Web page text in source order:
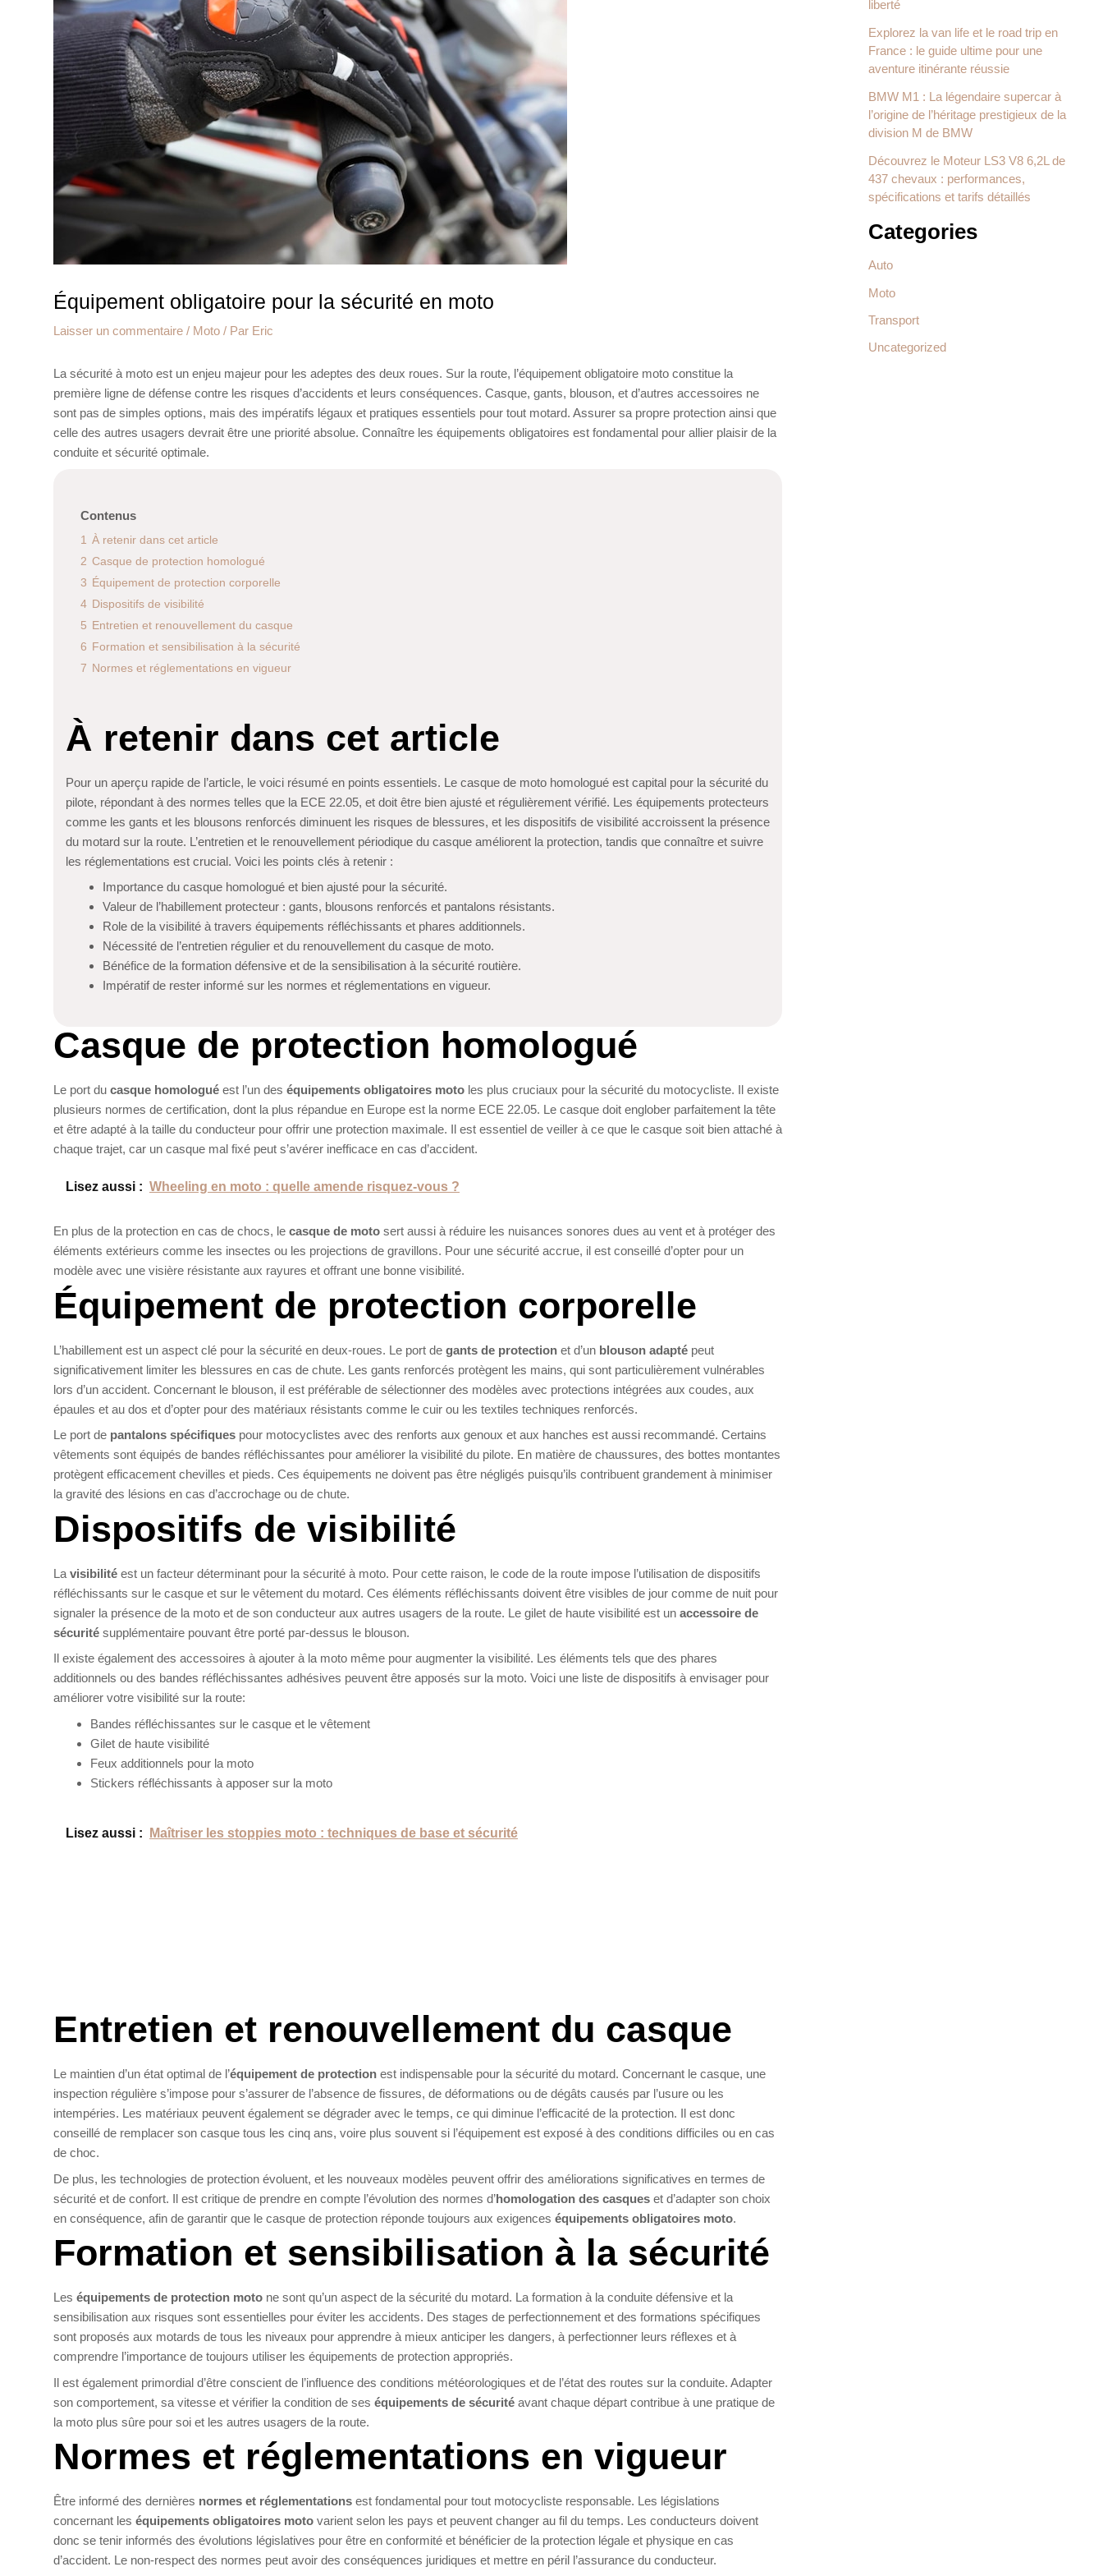
Équipement obligatoire pour la sécurité en moto
Laisser un commentaire / Moto / Par Eric
La sécurité à moto est un enjeu majeur pour les adeptes des deux roues. Sur la route, l’équipement obligatoire moto constitue la
première ligne de défense contre les risques d’accidents et leurs conséquences. Casque, gants, blouson, et d’autres accessoires ne
sont pas de simples options, mais des impératifs légaux et pratiques essentiels pour tout motard. Assurer sa propre protection ainsi que
celle des autres usagers devrait être une priorité absolue. Connaître les équipements obligatoires est fondamental pour allier plaisir de la
conduite et sécurité optimale.
Contenus
1 À retenir dans cet article
2 Casque de protection homologué
3 Équipement de protection corporelle
4 Dispositifs de visibilité
5 Entretien et renouvellement du casque
6 Formation et sensibilisation à la sécurité
7 Normes et réglementations en vigueur
À retenir dans cet article
Pour un aperçu rapide de l’article, le voici résumé en points essentiels. Le casque de moto homologué est capital pour la sécurité du
pilote, répondant à des normes telles que la ECE 22.05, et doit être bien ajusté et régulièrement vérifié. Les équipements protecteurs
comme les gants et les blousons renforcés diminuent les risques de blessures, et les dispositifs de visibilité accroissent la présence
du motard sur la route. L’entretien et le renouvellement périodique du casque améliorent la protection, tandis que connaître et suivre
les réglementations est crucial. Voici les points clés à retenir :
Importance du casque homologué et bien ajusté pour la sécurité.
Valeur de l’habillement protecteur : gants, blousons renforcés et pantalons résistants.
Role de la visibilité à travers équipements réfléchissants et phares additionnels.
Nécessité de l’entretien régulier et du renouvellement du casque de moto.
Bénéfice de la formation défensive et de la sensibilisation à la sécurité routière.
Impératif de rester informé sur les normes et réglementations en vigueur.
Casque de protection homologué
Le port du casque homologué est l’un des équipements obligatoires moto les plus cruciaux pour la sécurité du motocycliste. Il existe
plusieurs normes de certification, dont la plus répandue en Europe est la norme ECE 22.05. Le casque doit englober parfaitement la tête
et être adapté à la taille du conducteur pour offrir une protection maximale. Il est essentiel de veiller à ce que le casque soit bien attaché à
chaque trajet, car un casque mal fixé peut s’avérer inefficace en cas d’accident.
Lisez aussi : Wheeling en moto : quelle amende risquez-vous ?
En plus de la protection en cas de chocs, le casque de moto sert aussi à réduire les nuisances sonores dues au vent et à protéger des
éléments extérieurs comme les insectes ou les projections de gravillons. Pour une sécurité accrue, il est conseillé d’opter pour un
modèle avec une visière résistante aux rayures et offrant une bonne visibilité.
Équipement de protection corporelle
L’habillement est un aspect clé pour la sécurité en deux-roues. Le port de gants de protection et d’un blouson adapté peut
significativement limiter les blessures en cas de chute. Les gants renforcés protègent les mains, qui sont particulièrement vulnérables
lors d’un accident. Concernant le blouson, il est préférable de sélectionner des modèles avec protections intégrées aux coudes, aux
épaules et au dos et d’opter pour des matériaux résistants comme le cuir ou les textiles techniques renforcés.
Le port de pantalons spécifiques pour motocyclistes avec des renforts aux genoux et aux hanches est aussi recommandé. Certains
vêtements sont équipés de bandes réfléchissantes pour améliorer la visibilité du pilote. En matière de chaussures, des bottes montantes
protègent efficacement chevilles et pieds. Ces équipements ne doivent pas être négligés puisqu’ils contribuent grandement à minimiser
la gravité des lésions en cas d’accrochage ou de chute.
Dispositifs de visibilité
La visibilité est un facteur déterminant pour la sécurité à moto. Pour cette raison, le code de la route impose l’utilisation de dispositifs
réfléchissants sur le casque et sur le vêtement du motard. Ces éléments réfléchissants doivent être visibles de jour comme de nuit pour
signaler la présence de la moto et de son conducteur aux autres usagers de la route. Le gilet de haute visibilité est un accessoire de
sécurité supplémentaire pouvant être porté par-dessus le blouson.
Il existe également des accessoires à ajouter à la moto même pour augmenter la visibilité. Les éléments tels que des phares
additionnels ou des bandes réfléchissantes adhésives peuvent être apposés sur la moto. Voici une liste de dispositifs à envisager pour
améliorer votre visibilité sur la route:
Bandes réfléchissantes sur le casque et le vêtement
Gilet de haute visibilité
Feux additionnels pour la moto
Stickers réfléchissants à apposer sur la moto
Lisez aussi : Maîtriser les stoppies moto : techniques de base et sécurité
Entretien et renouvellement du casque
Le maintien d’un état optimal de l’équipement de protection est indispensable pour la sécurité du motard. Concernant le casque, une
inspection régulière s’impose pour s’assurer de l’absence de fissures, de déformations ou de dégâts causés par l’usure ou les
intempéries. Les matériaux peuvent également se dégrader avec le temps, ce qui diminue l’efficacité de la protection. Il est donc
conseillé de remplacer son casque tous les cinq ans, voire plus souvent si l’équipement est exposé à des conditions difficiles ou en cas
de choc.
De plus, les technologies de protection évoluent, et les nouveaux modèles peuvent offrir des améliorations significatives en termes de
sécurité et de confort. Il est critique de prendre en compte l’évolution des normes d’homologation des casques et d’adapter son choix
en conséquence, afin de garantir que le casque de protection réponde toujours aux exigences équipements obligatoires moto.
Formation et sensibilisation à la sécurité
Les équipements de protection moto ne sont qu’un aspect de la sécurité du motard. La formation à la conduite défensive et la
sensibilisation aux risques sont essentielles pour éviter les accidents. Des stages de perfectionnement et des formations spécifiques
sont proposés aux motards de tous les niveaux pour apprendre à mieux anticiper les dangers, à perfectionner leurs réflexes et à
comprendre l’importance de toujours utiliser les équipements de protection appropriés.
Il est également primordial d’être conscient de l’influence des conditions météorologiques et de l’état des routes sur la conduite. Adapter
son comportement, sa vitesse et vérifier la condition de ses équipements de sécurité avant chaque départ contribue à une pratique de
la moto plus sûre pour soi et les autres usagers de la route.
Normes et réglementations en vigueur
Être informé des dernières normes et réglementations est fondamental pour tout motocycliste responsable. Les législations
concernant les équipements obligatoires moto varient selon les pays et peuvent changer au fil du temps. Les conducteurs doivent
donc se tenir informés des évolutions législatives pour être en conformité et bénéficier de la protection légale et physique en cas
d’accident. Le non-respect des normes peut avoir des conséquences juridiques et mettre en péril l’assurance du conducteur.
liberté
Explorez la van life et le road trip en
France : le guide ultime pour une
aventure itinérante réussie
BMW M1 : La légendaire supercar à
l’origine de l’héritage prestigieux de la
division M de BMW
Découvrez le Moteur LS3 V8 6,2L de
437 chevaux : performances,
spécifications et tarifs détaillés
Categories
Auto
Moto
Transport
Uncategorized